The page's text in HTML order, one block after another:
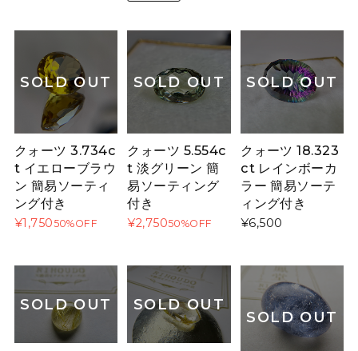
SOLD OUT
クォーツ 3.734c
t イエローブラウ
ン 簡易ソーティ
ング付き
¥1,75050%OFF
SOLD OUT
クォーツ 5.554c
t 淡グリーン 簡
易ソーティング
付き
¥2,75050%OFF
SOLD OUT
クォーツ 18.323
ct レインボーカ
ラー 簡易ソーテ
ィング付き
¥6,500
SOLD OUT SOLD OUT
SOLD OUT